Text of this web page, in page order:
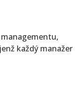
každý manažer